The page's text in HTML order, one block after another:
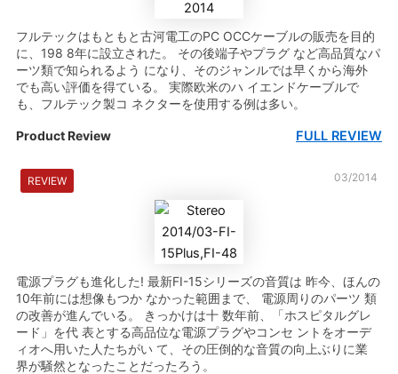
フルテックはもともと古河電工のPC OCCケーブルの販売を目的
に、198 8年に設立された。 その後端子やプラグ など高品質なパ
ーツ類で知られるよう になり、そのジャンルでは早くから海外
でも高い評価を得ている。 実際欧米のハ イエンドケーブルで
も、フルテック製コ ネクターを使用する例は多い。
Product Review FULL REVIEW
REVIEW 03/2014
電源プラグも進化した! 最新FI-15シリーズの音質は 昨今、ほんの
10年前には想像もつか なかった範囲まで、 電源周りのパーツ 類
の改善が進んでいる。 きっかけは十 数年前、「ホスピタルグレ
ード」を代 表とする高品位な電源プラグやコンセ ントをオーデ
ィオへ用いた人たちがい て、その圧倒的な音質の向上ぶりに業
界が騒然となったことだったろう。